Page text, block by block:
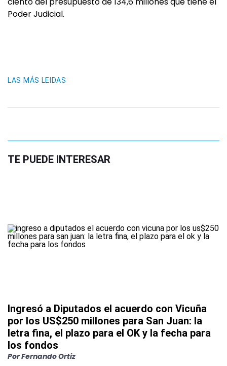
Poder Judicial.
LAS MÁS LEIDAS
TE PUEDE INTERESAR
Ingresó a Diputados el acuerdo con Vicuña
por los US$250 millones para San Juan: la
letra fina, el plazo para el OK y la fecha para
los fondos
PorFernando Ortiz